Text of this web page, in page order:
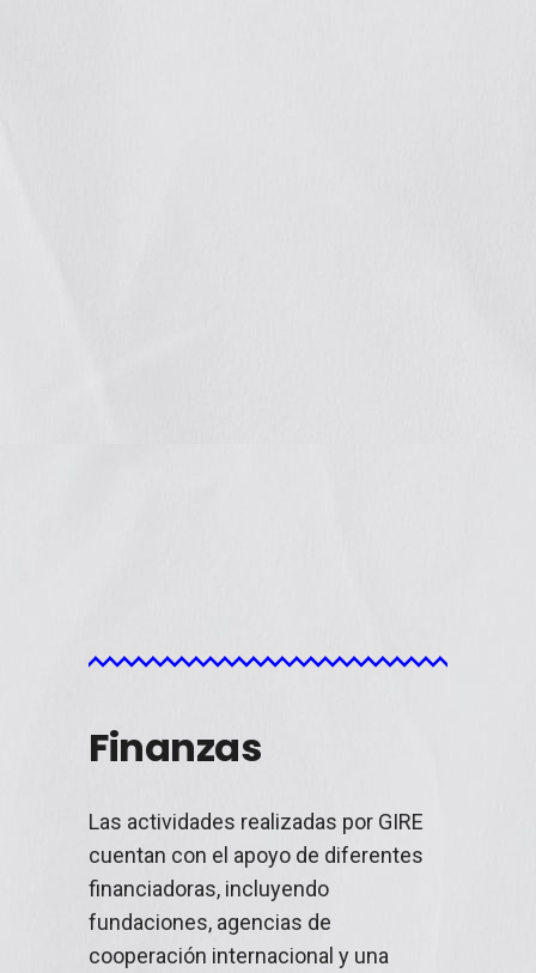
Finanzas
Las actividades realizadas por GIRE
cuentan con el apoyo de diferentes
financiadoras, incluyendo
fundaciones, agencias de
cooperación internacional y una